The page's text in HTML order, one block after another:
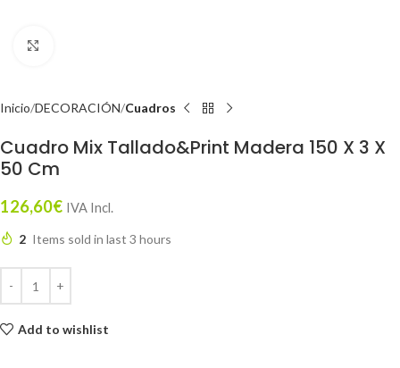
Inicio DECORACIÓN Cuadros
Cuadro Mix Tallado&Print Madera 150 X 3 X
50 Cm
126,60€ IVA Incl.
2 Items sold in last 3 hours
Add to wishlist